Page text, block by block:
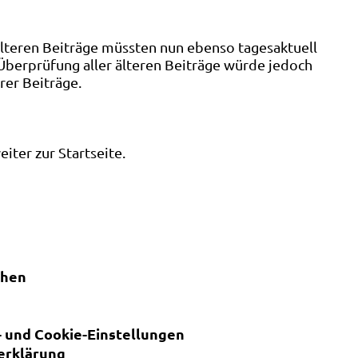
Beiträge müssten nun ebenso tagesaktuell
aller älteren Beiträge würde jedoch
Beiträge.
zur Startseite.
und Cookie-Einstellungen